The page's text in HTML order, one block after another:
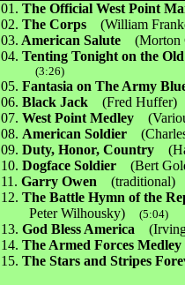
01.The Official West Point
02.The Corps(William
03. American Salute(Morton
04.Tenting Tonight on the
(3:26)
05.Fantasia on The Army
06. Black Jack(Fred Huffer)
07. West Point Medley
08. American Soldier
09.Duty, Honor, Country
10.Dogface Soldier(Bert
11.Garry Owen(traditional)
12.The Battle Hymn of the
Peter Wilhousky)(5:04)
13.God Bless America
14.The Armed Forces
15.The Stars and Stripes
Total